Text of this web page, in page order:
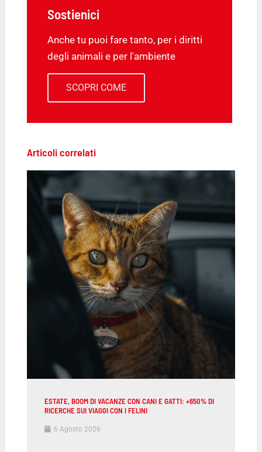
Sostienici
Anche tu puoi fare tanto, per i diritti
degli animali e per l'ambiente
SCOPRI COME
Articoli correlati
ESTATE, BOOM DI VACANZE CON CANI E GATTI: +650% DI
RICERCHE SUI VIAGGI CON I FELINI
6 Agosto 2026